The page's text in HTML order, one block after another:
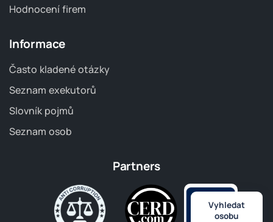
Hodnocení firem
Informace
Často kladené otázky
Seznam exekutorů
Slovník pojmů
Seznam osob
Partners
Vyhledat
osobu